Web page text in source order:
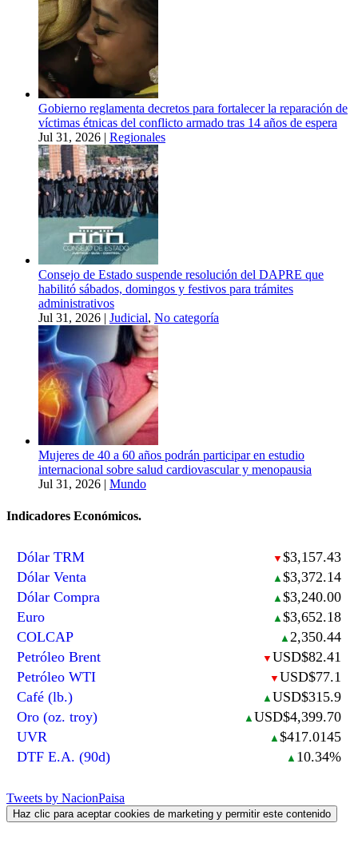
Gobierno reglamenta decretos para fortalecer la reparación de
víctimas étnicas del conflicto armado tras 14 años de espera
Jul 31, 2026 | Regionales
Consejo de Estado suspende resolución del DAPRE que
habilitó sábados, domingos y festivos para trámites
administrativos
Jul 31, 2026 | Judicial, No categoría
Mujeres de 40 a 60 años podrán participar en estudio
internacional sobre salud cardiovascular y menopausia
Jul 31, 2026 | Mundo
Indicadores Económicos.
Dólar TRM ▼ $3,157.43
Dólar Venta
▲ $3,372.14
Dólar Compra
▲ $3,240.00
Euro
▲ $3,652.18
COLCAP
▲ 2,350.44
Petróleo Brent
▼ USD$82.41
Petróleo WTI
▼ USD$77.1
Café (lb.)
▲ USD$315.9
Oro (oz. troy)
▲ USD$4,399.70
UVR
▲ $417.0145
DTF E.A. (90d)
▲ 10.34%
Tweets by NacionPaisa
Haz clic para aceptar cookies de marketing y permitir este contenido